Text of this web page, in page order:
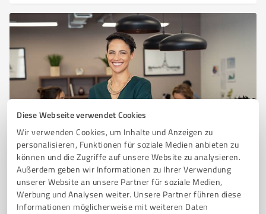
Diese Webseite verwendet Cookies
Wir verwenden Cookies, um Inhalte und Anzeigen zu
personalisieren, Funktionen für soziale Medien anbieten zu
können und die Zugriffe auf unsere Website zu analysieren.
Außerdem geben wir Informationen zu Ihrer Verwendung
unserer Website an unsere Partner für soziale Medien,
Werbung und Analysen weiter. Unsere Partner führen diese
Informationen möglicherweise mit weiteren Daten
Sie möchten auch hier gelistet werden?
Registrieren Sie sich jetzt und werden Sie ein von
Kunden empfohlener ProvenExpert!